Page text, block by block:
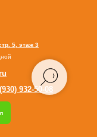
5, этаж 3
932-50-08